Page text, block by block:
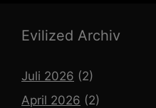
Evilized Archiv
Juli 2026 (2)
April 2026 (2)